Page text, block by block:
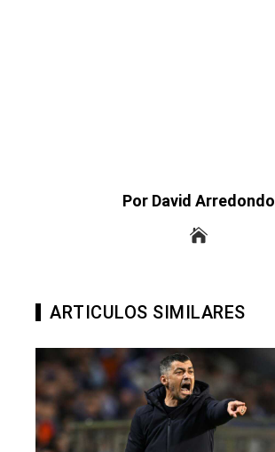
Por David Arredondo
ARTICULOS SIMILARES